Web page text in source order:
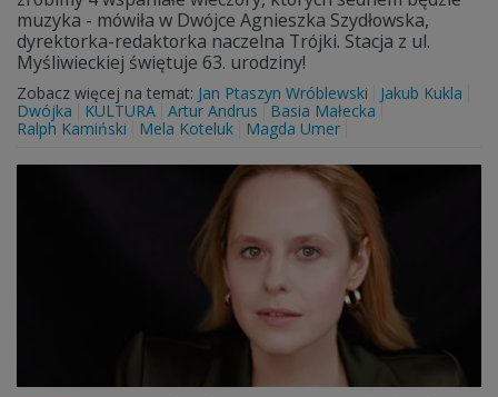
muzyka - mówiła w Dwójce Agnieszka Szydłowska,
dyrektorka-redaktorka naczelna Trójki. Stacja z ul.
Myśliwieckiej świętuje 63. urodziny!
Zobacz więcej na temat: Jan Ptaszyn Wróblewski
Jakub Kukla
Dwójka
KULTURA Artur Andrus
Basia Małecka
Ralph Kamiński
Mela Koteluk Magda Umer